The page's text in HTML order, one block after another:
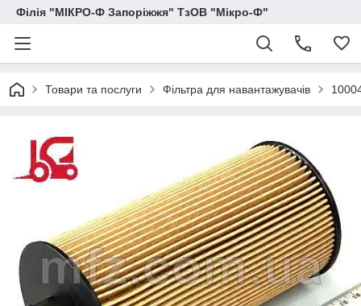
Філія "МІКРО-Ф Запоріжжя" ТзОВ "Мікро-Ф"
Товари та послуги Фільтра для навантажувачів